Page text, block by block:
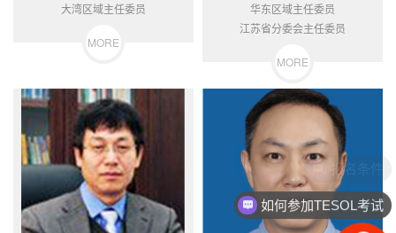
MORE
大湾区域主任委员
MORE
华东区域主任委员
江苏省分委会主任委员
报名条件
如何参加TESOL考试